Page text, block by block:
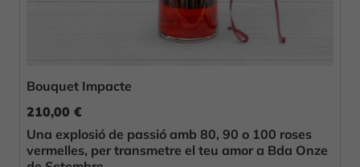
Bouquet Impacte
210,00 €
Una explosió de passió amb 80, 90 o 100 roses
vermelles, per transmetre el teu amor a Bda Onze